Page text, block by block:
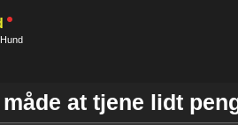
at tjene lidt